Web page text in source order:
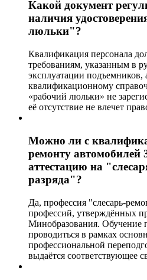
Какой документ
наличия
люльки"?
Квалификация персонала
требованиям, указанным в
эксплуатации
квалификационному
«рабочий люльки» не
её отсутствие не влечет
Можно ли с
ремонту автомобилей
аттестацию на
разряда"?
Да, профессия "слесарь-
профессий, утверждённых
Минобразования. Обучение
проводиться в рамках
профессиональной
выдаётся соответствующее